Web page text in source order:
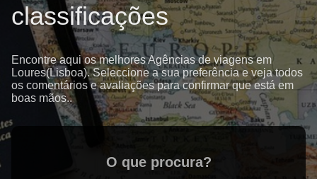
classificações
Encontre aqui os melhores Agências de viagens em
Loures(Lisboa). Seleccione a sua preferência e veja todos
os comentários e avaliações para confirmar que está em
boas mãos..
O que procura?